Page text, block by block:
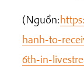
(Nguồn:
hanh-to-
6th-in-